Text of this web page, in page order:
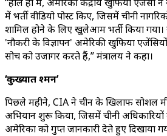
में भर्ती वीडियो पोस्ट किए, जिसमें चीनी
शामिल होने के लिए खुलेआम भर्ती किया
'नौकरी के विज्ञापन' अमेरिकी खुफिया
सोच को उजागर करते हैं,” मंत्रालय ने कहा।
‘कुख्यात दुश्मन’
पिछले महीने, CIA ने चीन के खिलाफ सोशल
अभियान शुरू किया, जिसमें चीनी
अमेरिका को गुप्त जानकारी देते हुए दिखाया